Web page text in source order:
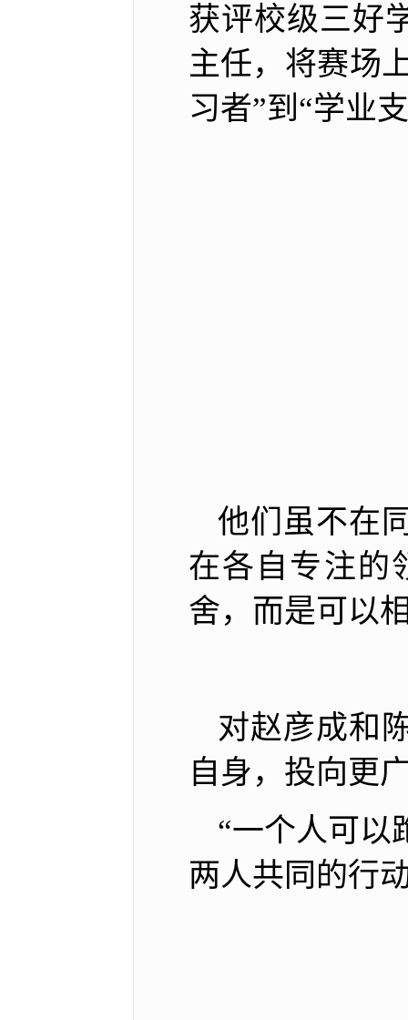
获评校级三好
主任，将赛场
习者”到“学业
他们虽不在
在各自专注的
舍，而是可以
对赵彦成和
自身，投向更
“一个人可以
两人共同的行